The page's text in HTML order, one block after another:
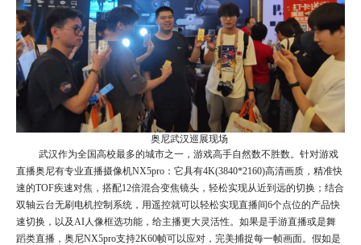
奥尼武汉巡展现场
武汉作为全国高校最多的城市之一， 游戏高手自然数不胜数。针对游戏
直播奥尼有专业直播摄像机NX5pro：它具有4K(3840*2160)高清画质，精准快
速的TOF疾速对焦，搭配12倍混合变焦镜头，轻松实现从近到远的切换；结合
双轴云台无刷电机控制系统，用遥控就可以轻松实现直播间6个点位的产品快
速切换，以及AI人像框选功能，给主播更大灵活性。如果是手游直播或是舞
蹈类直播，奥尼NX5pro支持2K60帧可以应对，完美捕捉每一帧画面。假如是